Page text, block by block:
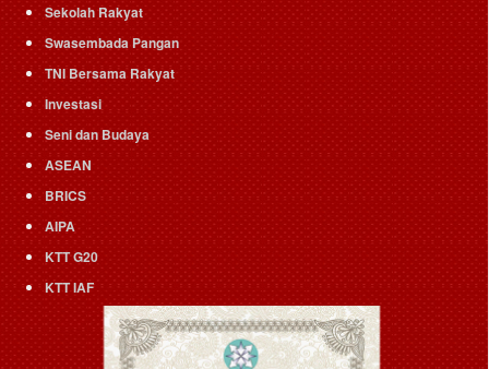
Sekolah Rakyat
Swasembada Pangan
TNI Bersama Rakyat
Investasi
Seni dan Budaya
ASEAN
BRICS
AIPA
KTT G20
KTT IAF